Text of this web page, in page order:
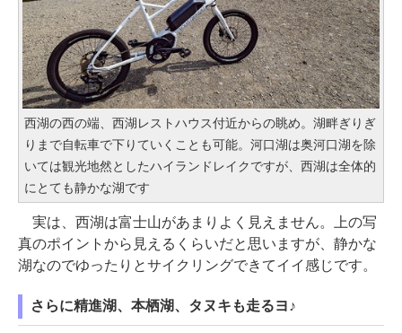
西湖の西の端、西湖レストハウス付近からの眺め。湖畔ぎりぎ
りまで自転車で下りていくことも可能。河口湖は奥河口湖を除
いては観光地然としたハイランドレイクですが、西湖は全体的
にとても静かな湖です
実は、西湖は富士山があまりよく見えません。上の写
真のポイントから見えるくらいだと思いますが、静かな
湖なのでゆったりとサイクリングできてイイ感じです。
さらに精進湖、本栖湖、タヌキも走るヨ♪